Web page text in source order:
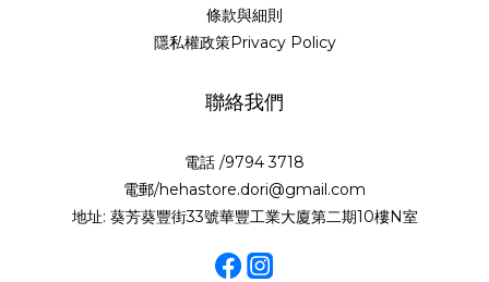
條款與細則
隱私權政策Privacy Policy
聯絡我們
電話 /9794 3718
電郵/hehastore.dori@gmail.com
地址: 葵芳葵豐街33號華豐工業大廈第二期10樓N室